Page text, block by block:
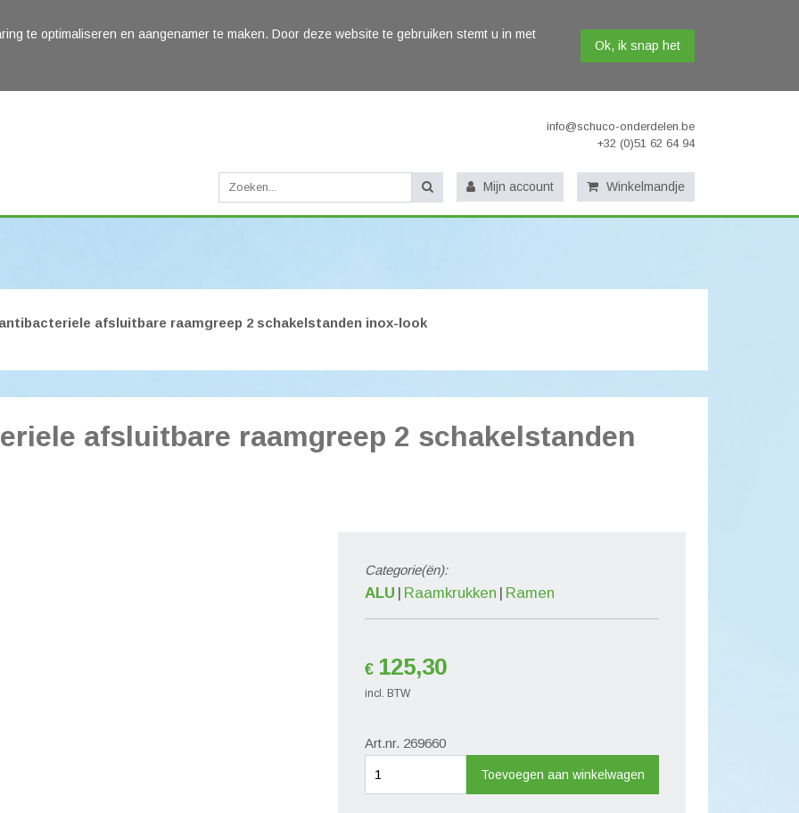
te optimaliseren en aangenamer te maken. Door deze website te gebruiken stemt u in met
Ok, ik snap het
info@schuco-onderdelen.be
+32 (0)51 62 64 94
Mijn account Winkelmandje
afsluitbare raamgreep 2 schakelstanden inox-look
afsluitbare raamgreep 2 schakelstanden
Categorie(ën):
ALU Raamkrukken Ramen
€ 125,30
incl. BTW
Art.nr. 269660
Toevoegen aan winkelwagen